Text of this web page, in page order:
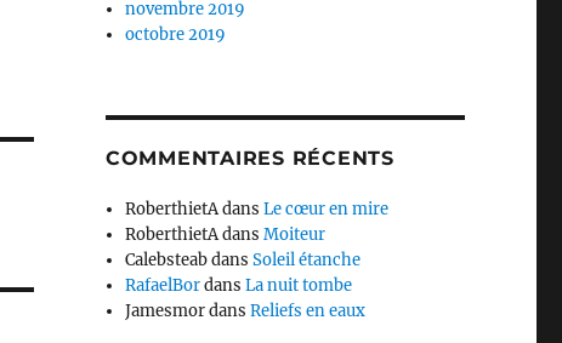
novembre 2019
octobre 2019
COMMENTAIRES RÉCENTS
RoberthietAdansLe cœur en mire
RoberthietAdansMoiteur
CalebsteabdansSoleil étanche
RafaelBordansLa nuit tombe
JamesmordansReliefs en eaux